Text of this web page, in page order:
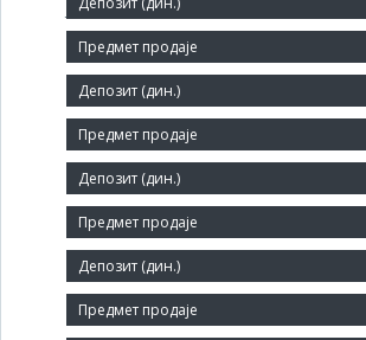
Делатност:
Помоћне делатности у узгоју животиња
Матични број:
07142684
Величина:
Средње
Број запослених: